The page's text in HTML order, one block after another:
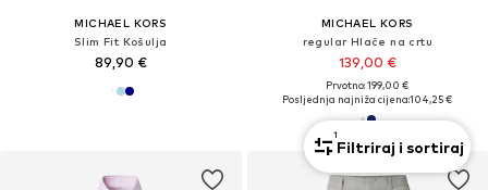
MICHAEL KORS
Slim Fit Košulja
89,90 €
MICHAEL KORS
regular Hlače na crtu
139,00 €
Prvotno: 199,00 €
Posljednja najniža cijena:104,25 €
1
Filtriraj i sortiraj